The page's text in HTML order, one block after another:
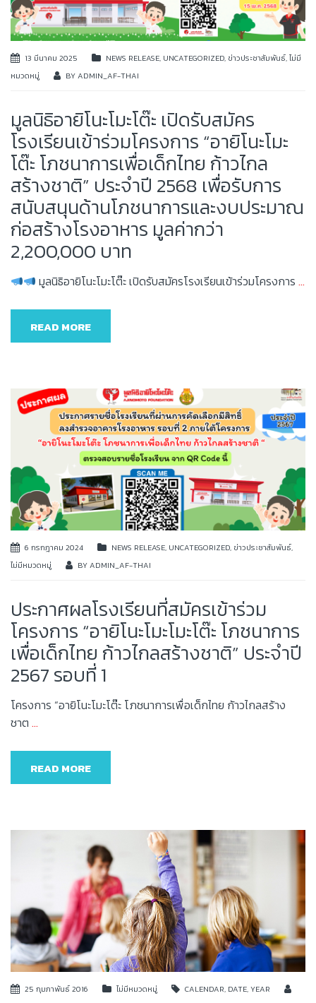
13 มีนาคม 2025 NEWS RELEASE, UNCATEGORIZED, ข่าวประชาสัมพันธ์,ไม่มี
หมวดหมู่
BYADMIN_AF-THAI
มูลนิธิอายิโนะโมะโต๊ะ เปิดรับสมัคร
โรงเรียนเข้าร่วมโครงการ “อายิโนะโมะ
โต๊ะ โภชนาการเพื่อเด็กไทย ก้าวไกล
สร้างชาติ” ประจำปี 2568 เพื่อรับการ
สนับสนุนด้านโภชนาการและงบประมาณ
ก่อสร้างโรงอาหาร มูลค่ากว่า
2,200,000 บาท
มูลนิธิอายิโนะโมะโต๊ะ เปิดรับสมัครโรงเรียนเข้าร่วมโครงการ…
READ MORE
6 กรกฎาคม 2024 NEWS RELEASE, UNCATEGORIZED, ข่าวประชาสัมพันธ์,
ไม่มีหมวดหมู่
BYADMIN_AF-THAI
ประกาศผลโรงเรียนที่สมัครเข้าร่วม
โครงการ “อายิโนะโมะโมะโต๊ะ โภชนาการ
เพื่อเด็กไทย ก้าวไกลสร้างชาติ” ประจำปี
2567 รอบที่ 1
โครงการ “อายิโนะโมะโต๊ะ โภชนาการเพื่อเด็กไทย ก้าวไกลสร้าง
ชาต …
READ MORE
25 กุมภาพันธ์ 2016 ไม่มีหมวดหมู่ CALENDAR, DATE,YEAR